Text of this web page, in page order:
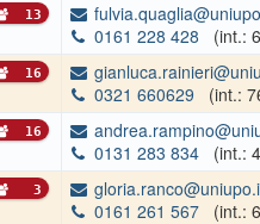
13
0161 228 428
(int.:
16
0321 660629
(int.:
16
0131 283 834
(int.:
3
0161 261 567
(int.: